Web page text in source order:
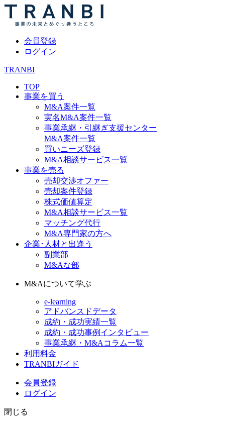
会員登録
ログイン
TRANBI
TOP
事業を買う
M&A案件一覧
実名M&A案件一覧
事業承継・引継ぎ支援センター
M&A案件一覧
買いニーズ登録
M&A相談サービス一覧
事業を売る
売却交渉オファー
売却案件登録
株式価値算定
M&A相談サービス一覧
マッチング代行
M&A専門家の方へ
企業･人材と出逢う
副業部
M&Aな部
M&Aについて学ぶ
e-learning
アドバンスドデータ
成約・成功実績一覧
成約・成功事例インタビュー
事業承継・M&Aコラム一覧
利用料金
TRANBIガイド
会員登録
ログイン
閉じる